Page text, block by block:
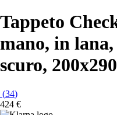
Tappeto
mano, in lana,
scuro,
(34)
424 €